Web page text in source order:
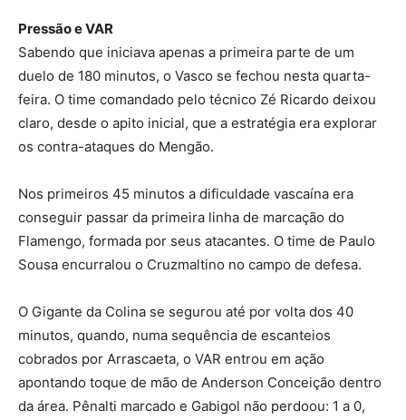
Pressão e VAR
Sabendo que iniciava apenas a primeira parte de um
duelo de 180 minutos, o Vasco se fechou nesta quarta-
feira. O time comandado pelo técnico Zé Ricardo deixou
claro, desde o apito inicial, que a estratégia era explorar
os contra-ataques do Mengão.
Nos primeiros 45 minutos a dificuldade vascaína era
conseguir passar da primeira linha de marcação do
Flamengo, formada por seus atacantes. O time de Paulo
Sousa encurralou o Cruzmaltino no campo de defesa.
O Gigante da Colina se segurou até por volta dos 40
minutos, quando, numa sequência de escanteios
cobrados por Arrascaeta, o VAR entrou em ação
apontando toque de mão de Anderson Conceição dentro
da área. Pênalti marcado e Gabigol não perdoou: 1 a 0,